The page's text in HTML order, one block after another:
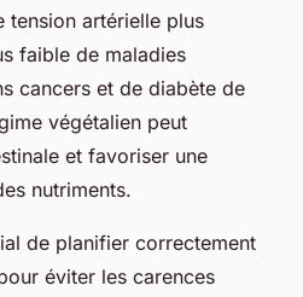
tension artérielle plus
faible de maladies
cancers et de diabète de
végétalien peut
et favoriser une
nutriments.
de planifier correctement
éviter les carences